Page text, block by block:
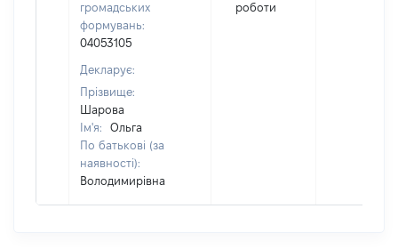
громадських
формувань:
04053105
Декларує:
Прізвище:
Шарова
Ім'я:
Ольга
По батькові (за
наявності):
Володимирівна
роботи